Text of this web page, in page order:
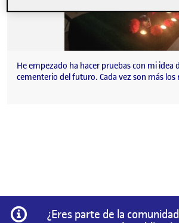
He empezado ha hacer pruebas con mi idea
cementerio del futuro. Cada vez son más los
Información
¿Eres parte de la